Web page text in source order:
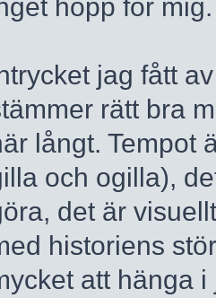
hopp för
jag fått
rätt bra
långt. Tempot
och ogilla),
det är
historiens
att hänga